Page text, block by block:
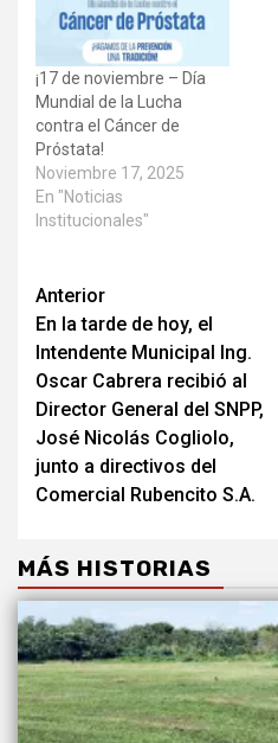
¡17 de noviembre – Día
Mundial de la Lucha
contra el Cáncer de
Próstata!
Noviembre 17, 2025
En "Noticias
Institucionales"
Anterior
En la tarde de hoy, el
Intendente Municipal Ing.
Oscar Cabrera recibió al
Director General del SNPP,
José Nicolás Cogliolo,
junto a directivos del
Comercial Rubencito S.A.
MÁS HISTORIAS